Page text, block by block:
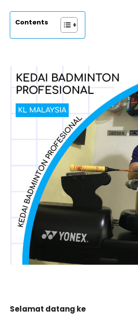
Contents
Selamat datang ke